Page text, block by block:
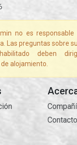
no es
Las preguntas sobre
deben
alojamiento.
Contacto